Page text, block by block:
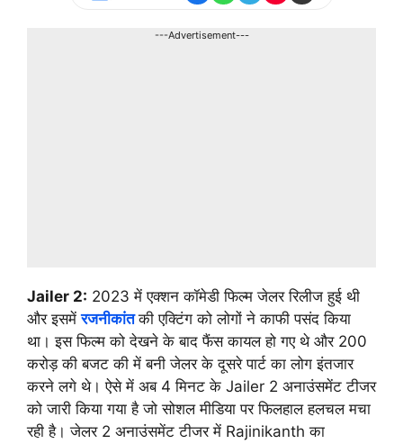
---Advertisement---
Jailer 2: 2023 में एक्शन कॉमेडी फिल्म जेलर रिलीज हुई थी
और इसमेंरजनीकांतकी एक्टिंग को लोगों ने काफी पसंद किया
था। इस फिल्म को देखने के बाद फैंस कायल हो गए थे और 200
करोड़ की बजट की में बनी जेलर के दूसरे पार्ट का लोग इंतजार
करने लगे थे। ऐसे में अब 4 मिनट के Jailer 2 अनाउंसमेंट टीजर
को जारी किया गया है जो सोशल मीडिया पर फिलहाल हलचल मचा
रही है। जेलर 2 अनाउंसमेंट टीजर में Rajinikanth का